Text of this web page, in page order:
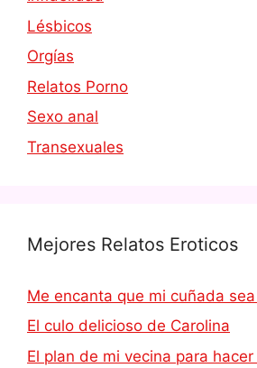
Lésbicos
Orgías
Relatos Porno
Sexo anal
Transexuales
Mejores Relatos Eroticos
Me encanta que mi cuñada
El culo delicioso de Carolina
El plan de mi vecina para